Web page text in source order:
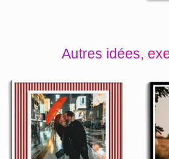
Autres idées,